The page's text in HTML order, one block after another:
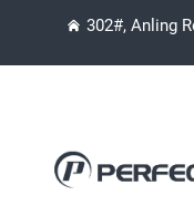
302#, Anling